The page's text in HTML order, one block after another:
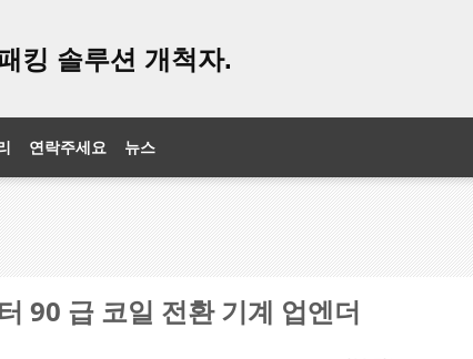
킹 솔루션 개척자.
연락주세요 뉴스
90 급 코일 전환 기계 업엔더